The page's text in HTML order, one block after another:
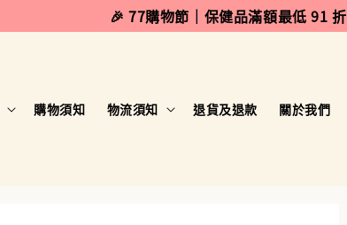
🎉 77購物節｜保健品滿額最低 91 折
購物須知 物流須知 退貨及退款 關於我們